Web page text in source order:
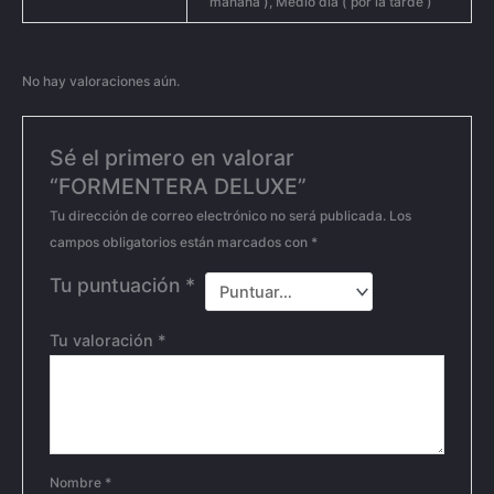
No hay valoraciones aún.
Sé el primero en valorar
“FORMENTERA DELUXE”
Tu dirección de correo electrónico no será publicada. Los
campos obligatorios están marcados con *
Tu puntuación *
Tu valoración *
Nombre *